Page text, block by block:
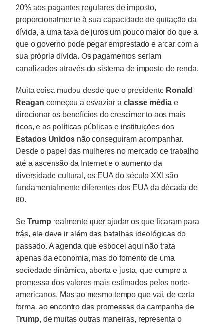
20% aos pagantes regulares de imposto,
proporcionalmente à sua capacidade de quitação da
dívida, a uma taxa de juros um pouco maior do que a
que o governo pode pegar emprestado e arcar com a
sua própria dívida. Os pagamentos seriam
canalizados através do sistema de imposto de renda.
Muita coisa mudou desde que o presidente Ronald
Reagan começou a esvaziar aclasse média e
direcionar os benefícios do crescimento aos mais
ricos, e as políticas públicas e instituições dos
Estados Unidos não conseguiram acompanhar.
Desde o papel das mulheres no mercado de trabalho
até a ascensão da Internet e o aumento da
diversidade cultural, os EUA do século XXI são
fundamentalmente diferentes dos EUA da década de
80.
SeTrump realmente quer ajudar os que ficaram para
trás, ele deve ir além das batalhas ideológicas do
passado. A agenda que esbocei aqui não trata
apenas da economia, mas do fomento de uma
sociedade dinâmica, aberta e justa, que cumpre a
promessa dos valores mais estimados pelos norte-
americanos. Mas ao mesmo tempo que vai, de certa
forma, ao encontro das promessas da campanha de
Trump, de muitas outras maneiras, representa o